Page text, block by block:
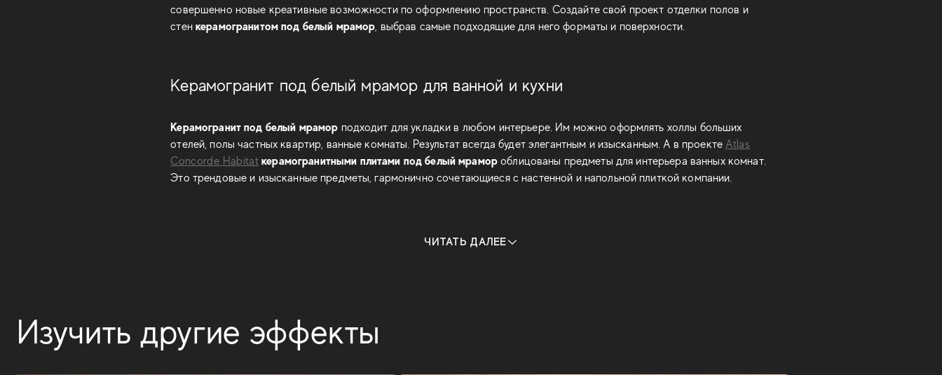
совершенно новые креативные возможности по оформлению пространств. Создайте свой проект отделки полов и
стенкерамогранитом под белый мрамор, выбрав самые подходящие для него форматы и поверхности.
Керамогранит под белый мрамор для ванной и кухни
Керамогранит под белый мрамор подходит для укладки в любом интерьере. Им можно оформлять холлы больших
отелей, полы частных квартир, ванные комнаты. Результат всегда будет элегантным и изысканным. А в проектеAtlas
Concorde Habitat керамогранитными плитами под белый мрамороблицованы предметы для интерьера ванных комнат.
Это трендовые и изысканные предметы, гармонично сочетающиеся с настенной и напольной плиткой компании.
ЧИТАТЬ ДАЛЕЕ
Изучить другие эффекты